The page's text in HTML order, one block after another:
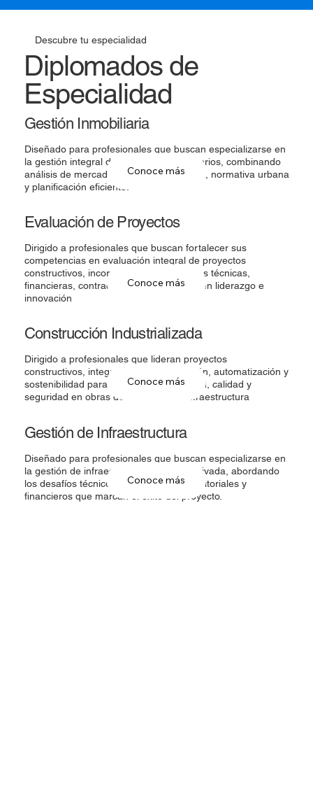
Descubre tu especialidad
Diplomados de
Especialidad
Gestión Inmobiliaria​
Diseñado para profesionales que buscan especializarse en
la gestión integral de proyectos inmobiliarios, combinando
análisis de mercado, viabilidad financiera, normativa urbana
y planificación eficiente.
Conoce más
Evaluación de Proyectos
Dirigido a profesionales que buscan fortalecer sus
competencias en evaluación integral de proyectos
constructivos, incorporando herramientas técnicas,
financieras, contractuales y habilidades en liderazgo e
innovación
Conoce más
Construcción Industrializada
Dirigido a profesionales que lideran proyectos
constructivos, integrando estandarización, automatización y
sostenibilidad para mejorar productividad, calidad y
seguridad en obras de edificación e infraestructura
Conoce más
Gestión de Infraestructura
Diseñado para profesionales que buscan especializarse en
la gestión de infraestructura pública y privada, abordando
los desafíos técnicos, institucionales, territoriales y
financieros que marcan el éxito del proyecto.
Conoce más